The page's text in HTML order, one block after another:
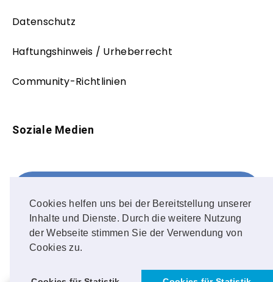
Cookies helfen uns bei der Bereitstellung unserer
Inhalte und Dienste. Durch die weitere Nutzung
der Webseite stimmen Sie der Verwendung von
Cookies zu.
Datenschutz
Haftungshinweis / Urheberrecht
Community-Richtlinien
Soziale Medien
FOLLOW ME!
Instagram
OUR PHOTOS!